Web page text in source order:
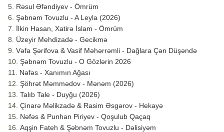
Rəsul Əfəndiyev - Ömrüm
Şəbnəm Tovuzlu - A Leyla (2026)
İlkin Hasan, Xatirə İslam - Ömrüm
Üzeyir Mehdizadə - Gecikmə
Vəfa Şərifova & Vasif Məhərrəmli - Dağlara Çən Düşəndə
Şəbnəm Tovuzlu - O Gözlərin 2026
Nəfəs - Xanımın Ağası
Şöhrət Məmmədov - Mənəm (2026)
Talıb Tale - Duyğu (2026)
Çinarə Məlikzadə & Rasim Əsgərov - Hekayə
Nəfəs & Punhan Piriyev - Qoşulub Qaçaq
Aqşin Fateh & Şəbnəm Tovuzlu - Dəlisiyəm